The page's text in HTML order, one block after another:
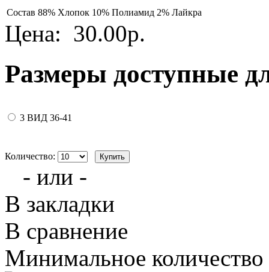
Состав 88% Хлопок 10% Полиамид 2% Лайкра
Цена: 30.00р.
Размеры доступные
3 ВИД 36-41
Количество:
- или -
В закладки
В сравнение
Минимальное количество